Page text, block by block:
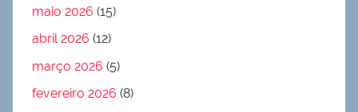
maio 2026 (15)
abril 2026 (12)
março 2026 (5)
fevereiro 2026 (8)